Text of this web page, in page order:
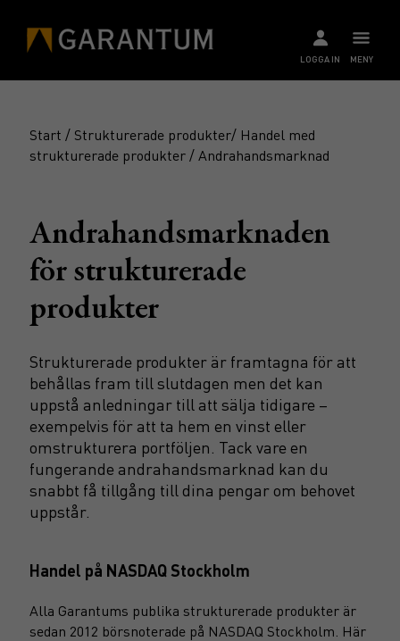
MENY
LOGGA IN
Start / Strukturerade produkter/ Handel med
strukturerade produkter / Andrahandsmarknad
Andrahandsmarknaden
för strukturerade
produkter
Strukturerade produkter är framtagna för att
behållas fram till slutdagen men det kan
uppstå anledningar till att sälja tidigare –
exempelvis för att ta hem en vinst eller
omstrukturera portföljen. Tack vare en
fungerande andrahandsmarknad kan du
snabbt få tillgång till dina pengar om behovet
uppstår.
Handel på NASDAQ Stockholm
Alla Garantums publika strukturerade produkter är
sedan 2012 börsnoterade på NASDAQ Stockholm. Här